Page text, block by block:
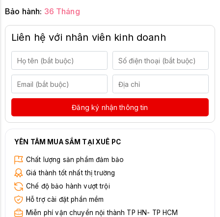
Bảo hành: 36 Tháng
Liên hệ với nhân viên kinh doanh
Đăng ký nhận thông tin
YÊN TÂM MUA SẮM TẠI XUÊ PC
Chất lượng sản phẩm đảm bảo
Giá thành tốt nhất thị trường
Chế độ bảo hành vượt trội
Hỗ trợ cài đặt phần mềm
Miễn phí vận chuyển nội thành TP HN- TP HCM